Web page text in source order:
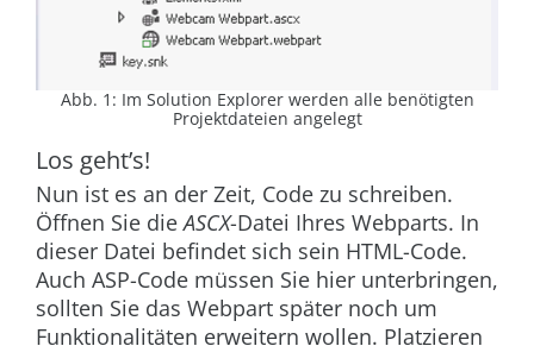
Abb. 1: Im Solution Explorer werden alle benötigten
Projektdateien angelegt
Los geht’s!
Nun ist es an der Zeit, Code zu schreiben.
Öffnen Sie dieASCX-Datei Ihres Webparts. In
dieser Datei befindet sich sein HTML-Code.
Auch ASP-Code müssen Sie hier unterbringen,
sollten Sie das Webpart später noch um
Funktionalitäten erweitern wollen. Platzieren